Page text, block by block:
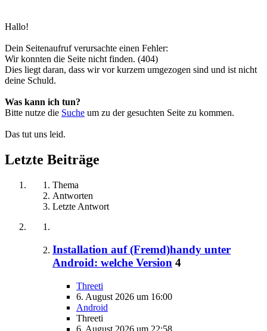
Hallo!
Dein Seitenaufruf verursachte einen Fehler:
Wir konnten die Seite nicht finden. (404)
Dies liegt daran, dass wir vor kurzem umgezogen sind und ist nicht
deine Schuld.
Was kann ich tun?
Bitte nutze die Suche um zu der gesuchten Seite zu kommen.
Das tut uns leid.
Letzte Beiträge
Thema
Antworten
Letzte Antwort
Installation auf (Fremd)handy unter
Android: welche Version 4
Threeti
6. August 2026 um 16:00
Android
Threeti
6. August 2026 um 22:58